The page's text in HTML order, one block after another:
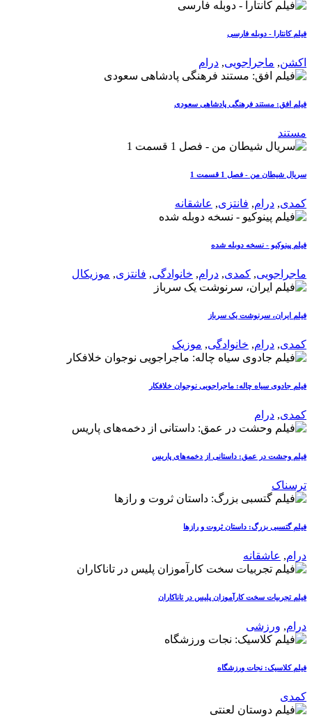
فیلم کانتارا - دوبله فارسی
اکشن, ماجراجویی, درام
فیلم افق: مستند فرهنگی پادشاهی سعودی
مستند
سریال شیطان من - فصل 1 قسمت 1
کمدی, درام, فانتزی, عاشقانه
فیلم پینوکیو - نسخه دوبله شده
ماجراجویی, کمدی, درام, خانوادگی, فانتزی, موزیکال
فیلم ایران، سرنوشت یک سرباز
کمدی, درام, خانوادگی, موزیک
فیلم جادوی سیاه چاله: ماجراجویی نوجوان خلافکار
کمدی, درام
فیلم وحشت در عمق: داستانی از دخمه‌های پاریس
ترسناک
فیلم گتسبی بزرگ: داستان ثروت و رازها
درام, عاشقانه
فیلم تجربیات سخت کارآموزان پلیس در تاناکاران
درام, ورزشی
فیلم کلاسیک: نجات ورزشگاه
کمدی